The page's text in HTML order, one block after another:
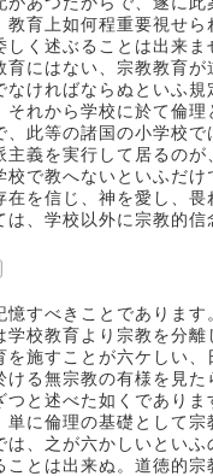
教育上如何程重要視せ
く述ぶることは出来
育にはない、宗教教育
なければならぬといふ
それから学校に於て倫
、此等の諸国の小学校
主義を実行して居るの
校で教へないといふだ
在を信じ、神を愛し、
は、学校以外に宗教的
憶すべきことであります
校教育より宗教を分
を施すことが六ケしい
ける無宗教の有様を見
つと述べた如くであり
単に倫理の基礎として
は、之が六かしいとい
ことは出来ぬ。道徳的